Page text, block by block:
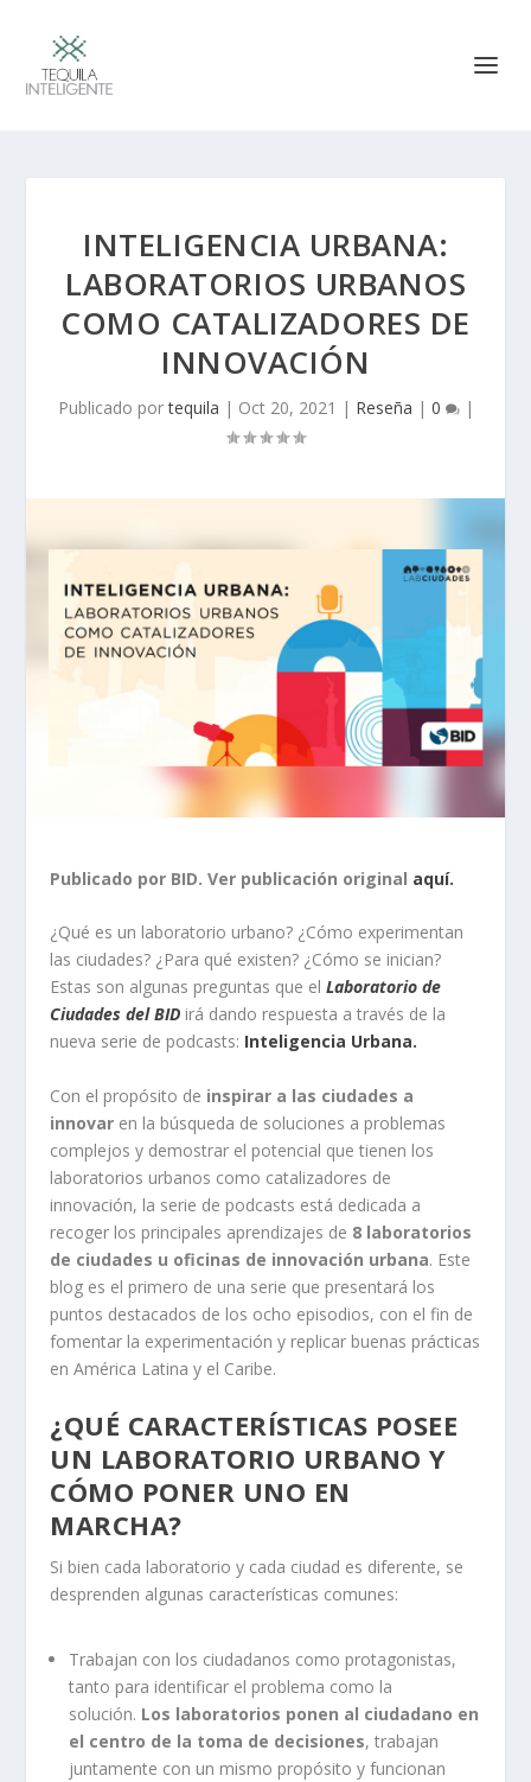
INTELIGENCIA URBANA:
LABORATORIOS URBANOS
COMO CATALIZADORES DE
INNOVACIÓN
Publicado portequila | Oct 20, 2021 | Reseña | 0 |
Publicado por BID. Ver publicación original aquí.
¿Qué es un laboratorio urbano? ¿Cómo experimentan
las ciudades? ¿Para qué existen? ¿Cómo se inician?
Estas son algunas preguntas que elLaboratorio de
Ciudades del BID irá dando respuesta a través de la
nueva serie de podcasts: Inteligencia Urbana.
Con el propósito de inspirar a las ciudades a
innovar en la búsqueda de soluciones a problemas
complejos y demostrar el potencial que tienen los
laboratorios urbanos como catalizadores de
innovación, la serie de podcasts está dedicada a
recoger los principales aprendizajes de 8 laboratorios
de ciudades u oficinas de innovación urbana. Este
blog es el primero de una serie que presentará los
puntos destacados de los ocho episodios, con el fin de
fomentar la experimentación y replicar buenas prácticas
en América Latina y el Caribe.
¿QUÉ CARACTERÍSTICAS POSEE
UN LABORATORIO URBANO Y
CÓMO PONER UNO EN
MARCHA?
Si bien cada laboratorio y cada ciudad es diferente, se
desprenden algunas características comunes:
Trabajan con los ciudadanos como protagonistas,
tanto para identificar el problema como la
solución. Los laboratorios ponen al ciudadano en
el centro de la toma de decisiones, trabajan
juntamente con un mismo propósito y funcionan